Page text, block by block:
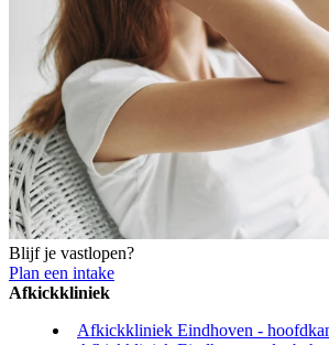
Blijf je vastlopen?
Plan een intake
Afkickkliniek
Afkickkliniek Eindhoven -